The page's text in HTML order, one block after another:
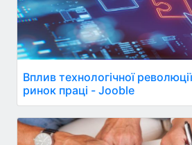
Вплив технологічної
ринок праці - Jooble